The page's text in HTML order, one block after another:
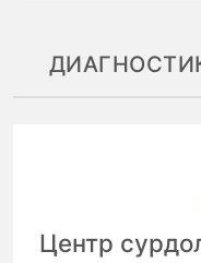
Центр